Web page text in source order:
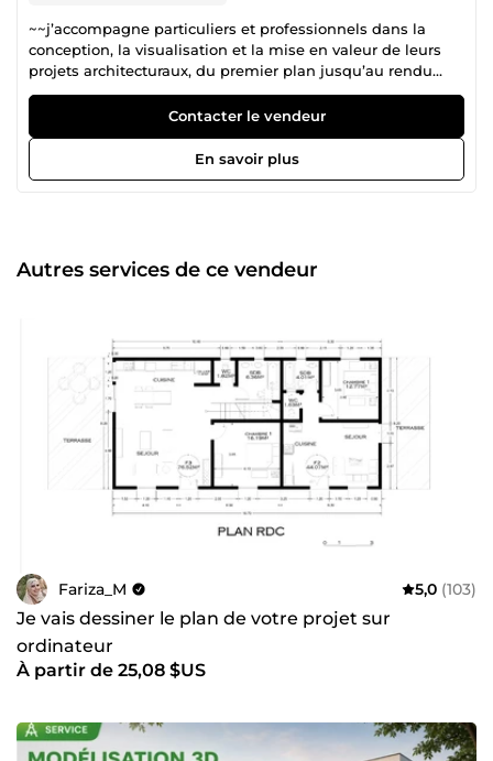
~~j’accompagne particuliers et professionnels dans la
conception, la visualisation et la mise en valeur de leurs
projets architecturaux, du premier plan jusqu’au rendu
final. 🎯 Mon objectif : vous fournir des plans clairs, précis
et exploitables, ainsi que des visuels réalistes qui vous
permettent de vous projeter, de décider plus facilement et
d’avancer sereinement dans votre projet. ✅ Ce que je vous
apporte concrètement Plans architecturaux 2D détaillés
proportions Communication fluide et accompagnement à
chaque étape. Contrairement à de simples dessinateurs, je
techniquement maîtrisées, adaptées à vos besoins et à
votre budget. 🤝 Pourquoi me choisir ? ✔️ Plusieurs
centaines de projets réalisés ✔️ De nombreux avis clients
positifs ✔️ Respect des délais et des consignes ✔️ Approche
professionnelle, sérieuse et à l’écoute. Que vous soyez : un
particulier avec un projet de construction ou de rénovation
un professionnel (architecte, décorateur, agent immobilier)
je m’adapte à vos attentes pour vous livrer un travail
soigné, fiable et professionnel. 📩 Vous avez un projet ?
N’hésitez pas à me contacter avant commande : je
réponds rapidement et vous conseille avec plaisir.
Contacter le vendeur
En savoir plus
Autres services de ce vendeur
Fariza_M 5,0 (103)
Je vais dessiner le plan de votre projet sur
ordinateur
À partir de 25,08 $US